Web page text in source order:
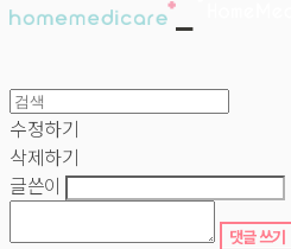
수정하기
삭제하기
글쓴이
댓글 쓰기